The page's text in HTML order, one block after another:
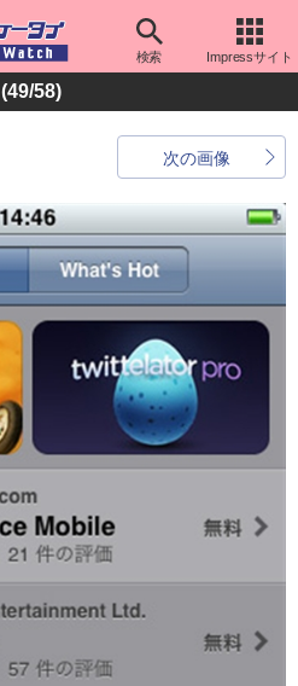
検索 Impressサイト
(49/58)
次の画像